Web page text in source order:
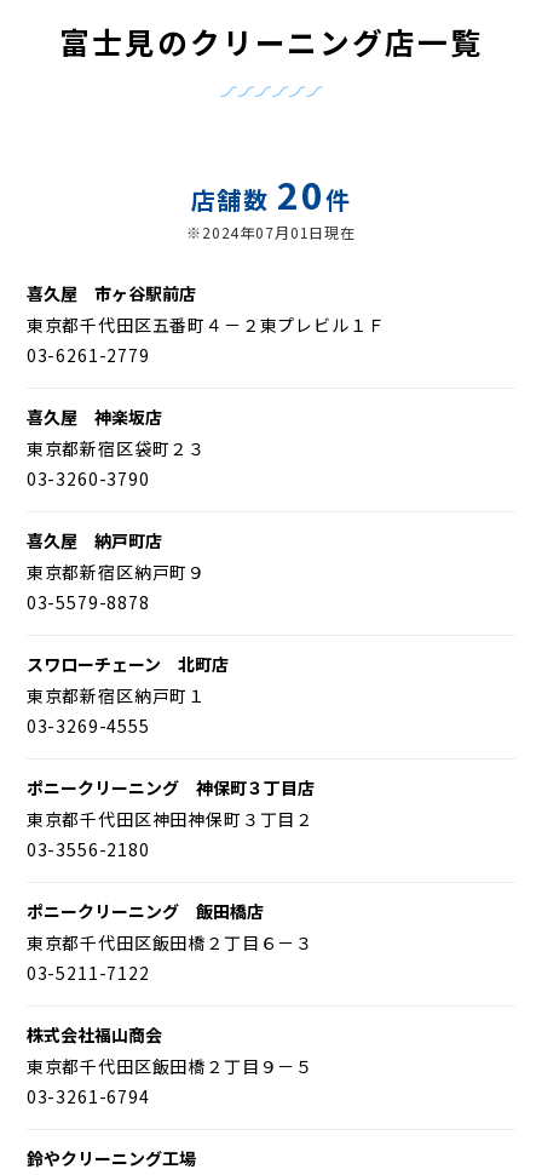
富士見のクリーニング店一覧
店舗数 20件
※2024年07月01日現在
喜久屋 市ヶ谷駅前店
東京都千代田区五番町４－２東プレビル１Ｆ
03-6261-2779
喜久屋 神楽坂店
東京都新宿区袋町２３
03-3260-3790
喜久屋 納戸町店
東京都新宿区納戸町９
03-5579-8878
スワローチェーン 北町店
東京都新宿区納戸町１
03-3269-4555
ポニークリーニング 神保町３丁目店
東京都千代田区神田神保町３丁目２
03-3556-2180
ポニークリーニング 飯田橋店
東京都千代田区飯田橋２丁目６－３
03-5211-7122
株式会社福山商会
東京都千代田区飯田橋２丁目９－５
03-3261-6794
鈴やクリーニング工場